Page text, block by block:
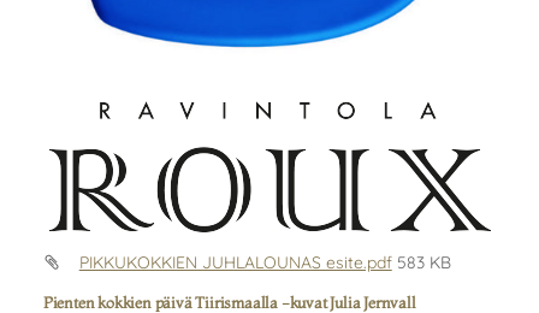
PIKKUKOKKIEN JUHLALOUNAS esite.pdf 583 KB
Pienten kokkien päivä Tiirismaalla -kuvat Julia Jernvall